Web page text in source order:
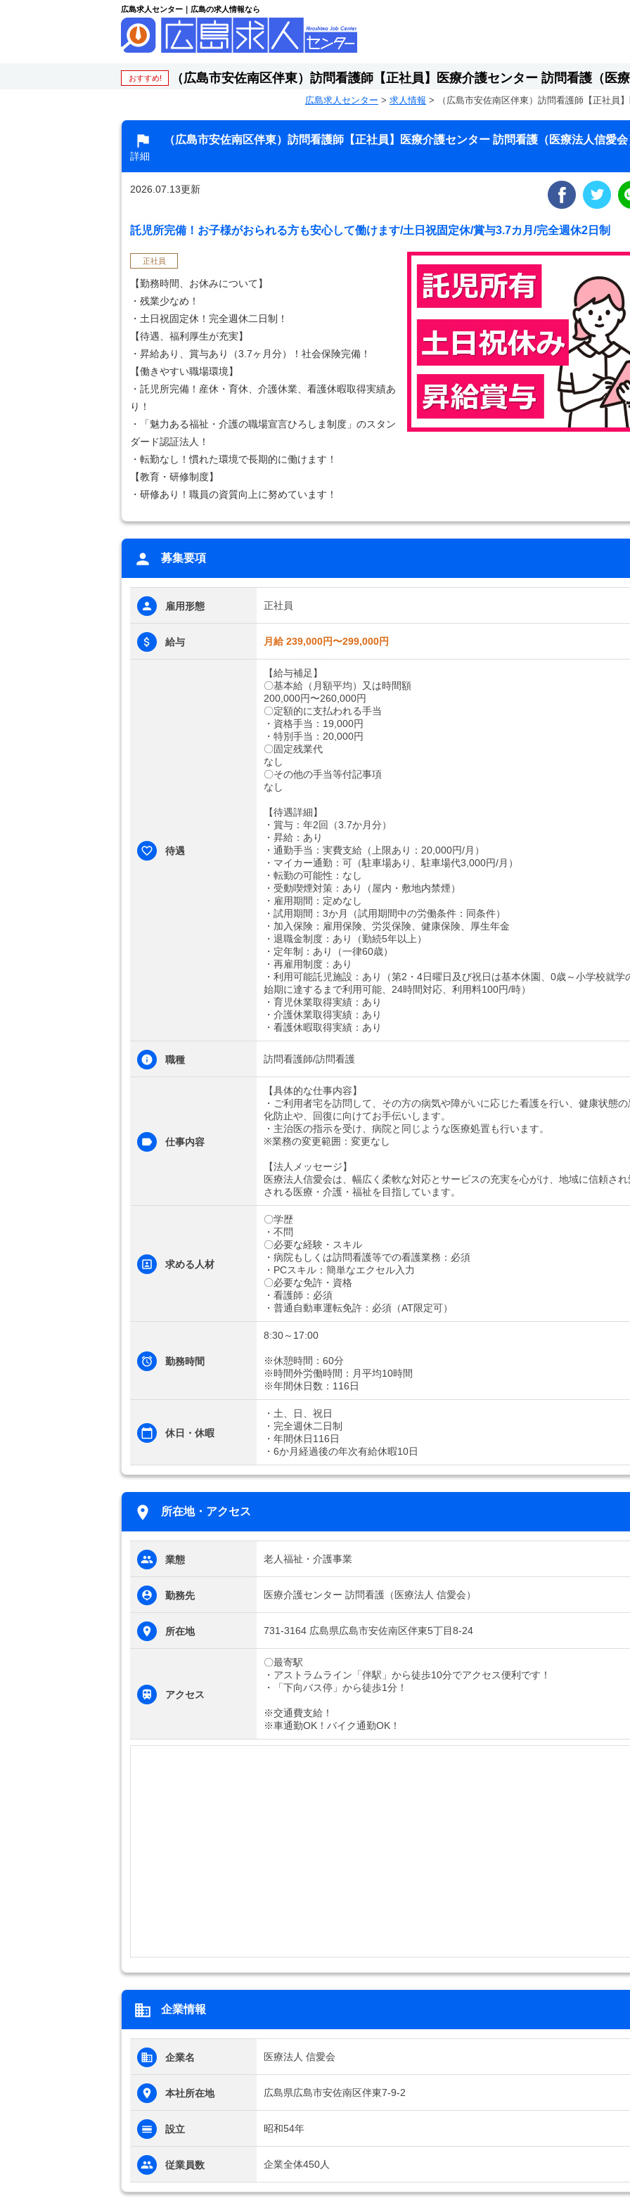
広島求人センター｜広島の求人情報なら
おすすめ! （広島市安佐南区伴東）訪問看護師【正社員】医療介護センター 訪問看護（医療
広島求人センター > 求人情報 > （広島市安佐南区伴東）訪問看護師【正社員
（広島市安佐南区伴東）訪問看護師【正社員】医療介護センター 訪問看護（医療法人信愛会
詳細
2026.07.13更新
託児所完備！お子様がおられる方も安心して働けます/土日祝固定休/賞与3.7カ月/完全週休2日制
正社員
【勤務時間、お休みについて】
・残業少なめ！
・土日祝固定休！完全週休二日制！
【待遇、福利厚生が充実】
・昇給あり、賞与あり（3.7ヶ月分）！社会保険完備！
【働きやすい職場環境】
・託児所完備！産休・育休、介護休業、看護休暇取得実績あ
り！
・「魅力ある福祉・介護の職場宣言ひろしま制度」のスタン
ダード認証法人！
・転勤なし！慣れた環境で長期的に働けます！
【教育・研修制度】
・研修あり！職員の資質向上に努めています！
募集要項
雇用形態 正社員
給与 月給 239,000円〜299,000円
待遇
【給与補足】
〇基本給（月額平均）又は時間額
200,000円〜260,000円
〇定額的に支払われる手当
・資格手当：19,000円
・特別手当：20,000円
〇固定残業代
なし
〇その他の手当等付記事項
なし
【待遇詳細】
・賞与：年2回（3.7か月分）
・昇給：あり
・通勤手当：実費支給（上限あり：20,000円/月）
・マイカー通勤：可（駐車場あり、駐車場代3,000円/月）
・転勤の可能性：なし
・受動喫煙対策：あり（屋内・敷地内禁煙）
・雇用期間：定めなし
・試用期間：3か月（試用期間中の労働条件：同条件）
・加入保険：雇用保険、労災保険、健康保険、厚生年金
・退職金制度：あり（勤続5年以上）
・定年制：あり（一律60歳）
・再雇用制度：あり
・利用可能託児施設：あり（第2・4日曜日及び祝日は基本休園、0歳～小学校就学
始期に達するまで利用可能、24時間対応、利用料100円/時）
・育児休業取得実績：あり
・介護休業取得実績：あり
・看護休暇取得実績：あり
職種 訪問看護師/訪問看護
仕事内容
【具体的な仕事内容】
・ご利用者宅を訪問して、その方の病気や障がいに応じた看護を行い、健康状態の
化防止や、回復に向けてお手伝いします。
・主治医の指示を受け、病院と同じような医療処置も行います。
※業務の変更範囲：変更なし
【法人メッセージ】
医療法人信愛会は、幅広く柔軟な対応とサービスの充実を心がけ、地域に信頼され
される医療・介護・福祉を目指しています。
求める人材
〇学歴
・不問
〇必要な経験・スキル
・病院もしくは訪問看護等での看護業務：必須
・PCスキル：簡単なエクセル入力
〇必要な免許・資格
・看護師：必須
・普通自動車運転免許：必須（AT限定可）
勤務時間
8:30～17:00
※休憩時間：60分
※時間外労働時間：月平均10時間
※年間休日数：116日
休日・休暇
・土、日、祝日
・完全週休二日制
・年間休日116日
・6か月経過後の年次有給休暇10日
所在地・アクセス
業態 老人福祉・介護事業
勤務先 医療介護センター 訪問看護（医療法人 信愛会）
所在地 731-3164 広島県広島市安佐南区伴東5丁目8-24
アクセス
〇最寄駅
・アストラムライン「伴駅」から徒歩10分でアクセス便利です！
・「下向バス停」から徒歩1分！
※交通費支給！
※車通勤OK！バイク通勤OK！
企業情報
企業名 医療法人 信愛会
本社所在地 広島県広島市安佐南区伴東7-9-2
設立 昭和54年
従業員数 企業全体450人